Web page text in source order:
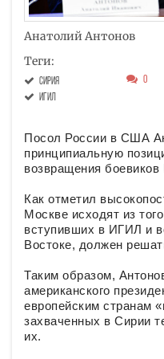
Анатолий Антонов
Теги:
Сирия
ИГИЛ
0
Посол России в США
принципиальную
возвращения
Как отметил
Москве исходят из
вступивших в ИГИЛ и
Востоке, должен
Таким образом,
американского
европейским странам
захваченных в Сирии
их.